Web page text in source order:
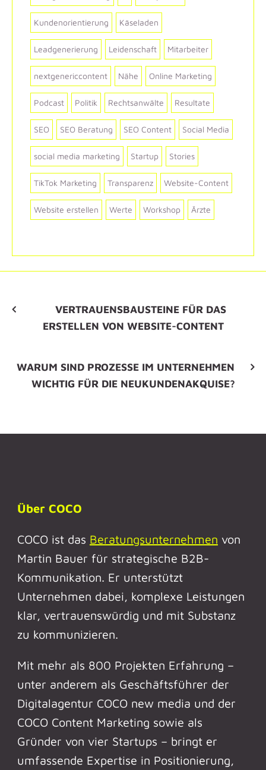
Kundenorientierung Käseladen
Leadgenerierung Leidenschaft Mitarbeiter
nextgenericcontent Nähe Online Marketing
Podcast Politik Rechtsanwälte Resultate
SEO SEO Beratung SEO Content Social Media
social media marketing Startup Stories
TikTok Marketing Transparenz Website-Content
Website erstellen Werte Workshop Ärzte
VERTRAUENSBAUSTEINE FÜR DAS
ERSTELLEN VON WEBSITE-CONTENT
WARUM SIND PROZESSE IM UNTERNEHMEN
WICHTIG FÜR DIE NEUKUNDENAKQUISE?
Über COCO
COCO ist das Beratungsunternehmen von
Martin Bauer für strategische B2B-
Kommunikation. Er unterstützt
Unternehmen dabei, komplexe Leistungen
klar, vertrauenswürdig und mit Substanz
zu kommunizieren.
Mit mehr als 800 Projekten Erfahrung –
unter anderem als Geschäftsführer der
Digitalagentur COCO new media und der
COCO Content Marketing sowie als
Gründer von vier Startups – bringt er
umfassende Expertise in Positionierung,